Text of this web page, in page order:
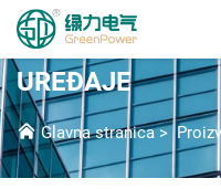
Proizvodi
DIJELOVI ZA
UREĐAJE
Glavna stranica>